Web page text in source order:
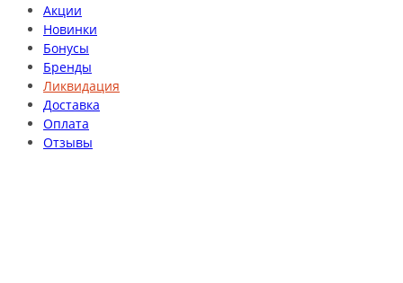
Акции
Новинки
Бонусы
Бренды
Ликвидация
Доставка
Оплата
Отзывы